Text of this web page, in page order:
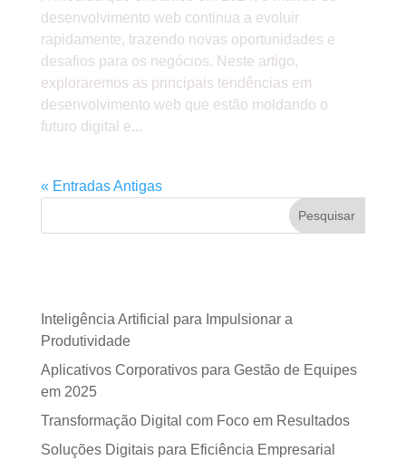
desenvolvimento web continua a evoluir
rapidamente, trazendo novas oportunidades e
desafios para os negócios. Neste artigo,
exploraremos as principais tendências em
desenvolvimento web que estão moldando o
futuro digital e...
« Entradas Antigas
Pesquisar
Inteligência Artificial para Impulsionar a
Produtividade
Aplicativos Corporativos para Gestão de Equipes
em 2025
Transformação Digital com Foco em Resultados
Soluções Digitais para Eficiência Empresarial